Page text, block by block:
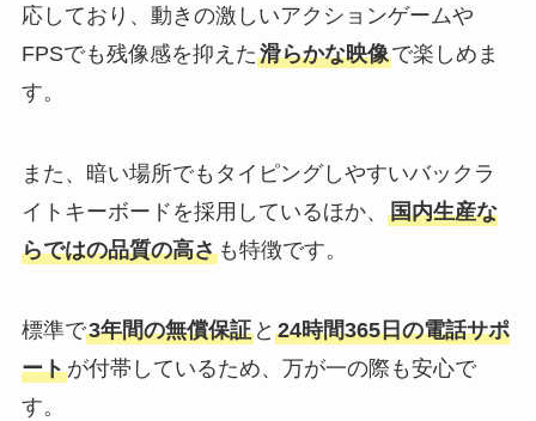
応しており、動きの激しいアクションゲームや
FPSでも残像感を抑えた滑らかな映像で楽しめま
す。
また、暗い場所でもタイピングしやすいバックラ
イトキーボードを採用しているほか、 国内生産な
らではの品質の高さも特徴です。
標準で3年間の無償保証と 24時間365日の電話サポ
ートが付帯しているため、万が一の際も安心で
す。